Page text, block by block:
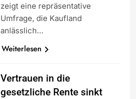
zeigt eine repräsentative
Umfrage, die Kaufland
anlässlich…
Weiterlesen
Vertrauen in die
gesetzliche Rente sinkt